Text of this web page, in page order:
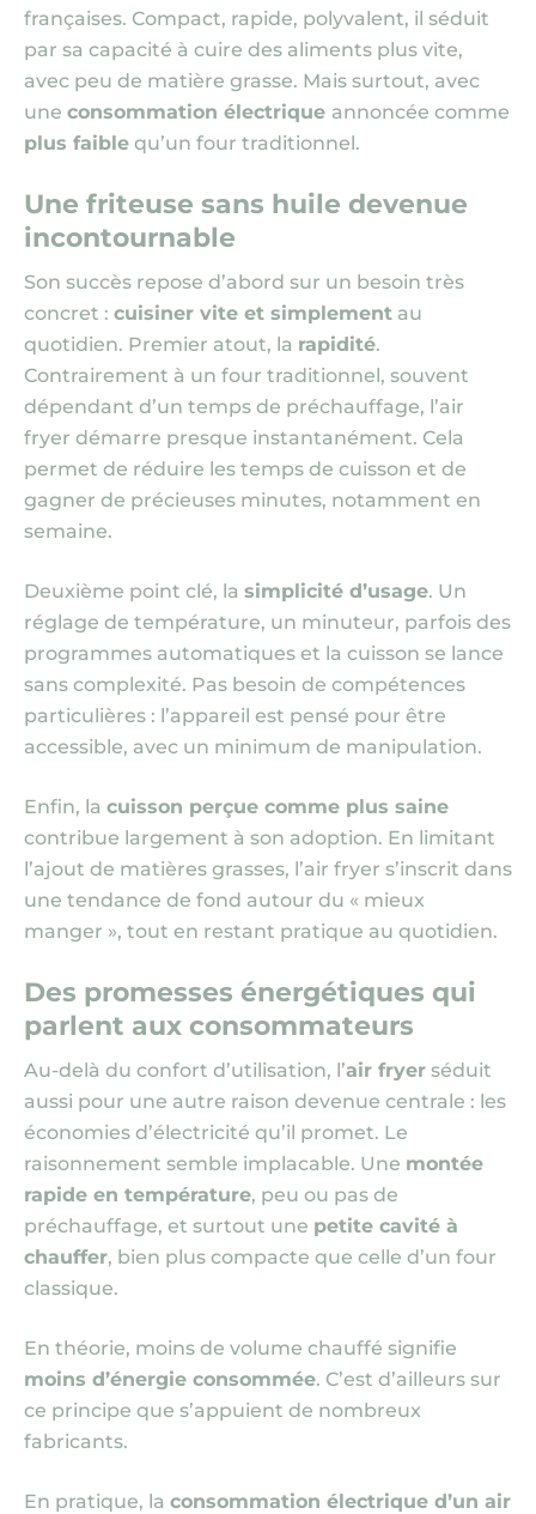
françaises. Compact, rapide, polyvalent, il séduit
par sa capacité à cuire des aliments plus vite,
avec peu de matière grasse. Mais surtout, avec
une consommation électrique annoncée comme
plus faible qu’un four traditionnel.
Une friteuse sans huile devenue
incontournable
Son succès repose d’abord sur un besoin très
concret : cuisiner vite et simplement au
quotidien. Premier atout, la rapidité.
Contrairement à un four traditionnel, souvent
dépendant d’un temps de préchauffage, l’air
fryer démarre presque instantanément. Cela
permet de réduire les temps de cuisson et de
gagner de précieuses minutes, notamment en
semaine.
Deuxième point clé, la simplicité d’usage. Un
réglage de température, un minuteur, parfois des
programmes automatiques et la cuisson se lance
sans complexité. Pas besoin de compétences
particulières : l’appareil est pensé pour être
accessible, avec un minimum de manipulation.
Enfin, la cuisson perçue comme plus saine
contribue largement à son adoption. En limitant
l’ajout de matières grasses, l’air fryer s’inscrit dans
une tendance de fond autour du « mieux
manger », tout en restant pratique au quotidien.
Des promesses énergétiques qui
parlent aux consommateurs
Au-delà du confort d’utilisation, l’air fryer séduit
aussi pour une autre raison devenue centrale : les
économies d’électricité qu’il promet. Le
raisonnement semble implacable. Une montée
rapide en température, peu ou pas de
préchauffage, et surtout une petite cavité à
chauffer, bien plus compacte que celle d’un four
classique.
En théorie, moins de volume chauffé signifie
moins d’énergie consommée. C’est d’ailleurs sur
ce principe que s’appuient de nombreux
fabricants.
En pratique, la consommation électrique d’un air